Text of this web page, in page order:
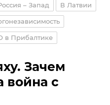
– Запад В Латвии
в Прибалтике
Зачем
война с